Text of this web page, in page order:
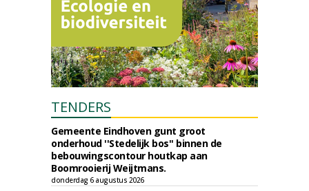
TENDERS
Gemeente Eindhoven gunt groot
onderhoud ''Stedelijk bos'' binnen de
bebouwingscontour houtkap aan
Boomrooierij Weijtmans.
donderdag 6 augustus 2026